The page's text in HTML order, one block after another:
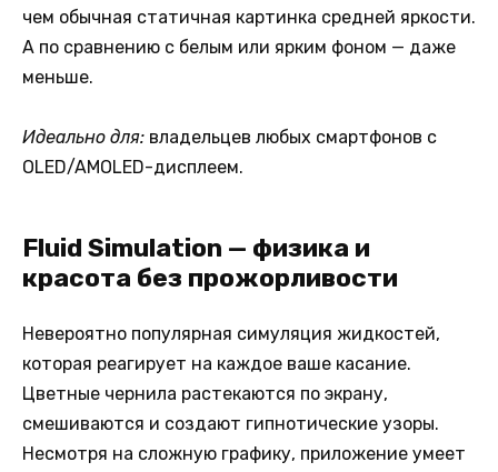
чем обычная статичная картинка средней яркости.
А по сравнению с белым или ярким фоном — даже
меньше.
Идеально для: владельцев любых смартфонов с
OLED/AMOLED-дисплеем.
Fluid Simulation — физика и
красота без прожорливости
Невероятно популярная симуляция жидкостей,
которая реагирует на каждое ваше касание.
Цветные чернила растекаются по экрану,
смешиваются и создают гипнотические узоры.
Несмотря на сложную графику, приложение умеет